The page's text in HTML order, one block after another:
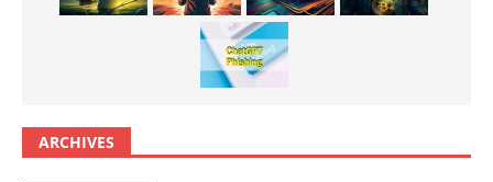
ARCHIVES